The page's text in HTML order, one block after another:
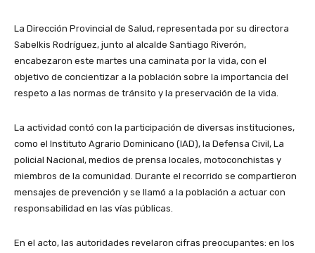
La Dirección Provincial de Salud, representada por su directora
Sabelkis Rodríguez, junto al alcalde Santiago Riverón,
encabezaron este martes una caminata por la vida, con el
objetivo de concientizar a la población sobre la importancia del
respeto a las normas de tránsito y la preservación de la vida.
La actividad contó con la participación de diversas instituciones,
como el Instituto Agrario Dominicano (IAD), la Defensa Civil, La
policial Nacional, medios de prensa locales, motoconchistas y
miembros de la comunidad. Durante el recorrido se compartieron
mensajes de prevención y se llamó a la población a actuar con
responsabilidad en las vías públicas.
En el acto, las autoridades revelaron cifras preocupantes: en los